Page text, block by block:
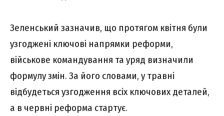
Зеленський зазначив, що протягом квітня були
узгоджені ключові напрямки реформи,
військове командування та уряд визначили
формулу змін. За його словами, у травні
відбудеться узгодження всіх ключових деталей,
а в червні реформа стартує.